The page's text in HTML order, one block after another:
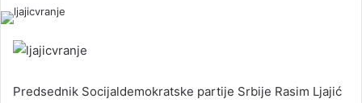
Predsednik Socijaldemokratske partije Srbije Rasim Ljajić